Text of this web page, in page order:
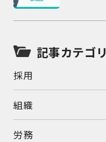
記事カテゴリ
採用
組織
労務